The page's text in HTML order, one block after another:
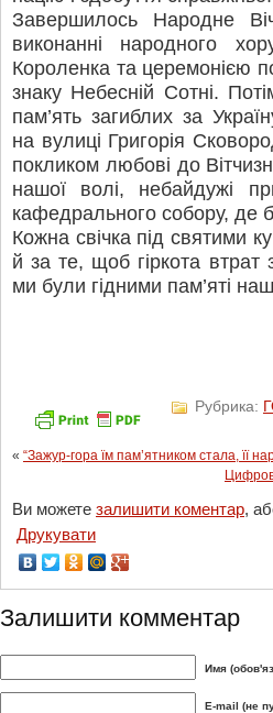
Завершилось Народне
виконанні народного
Короленка та церемонією
знаку Небесній Сотні.
пам’ять загиблих за
на вулиці Григорія
покликом любові до
нашої волі, небайдужі
кафедрального собору, де
Кожна свічка під святими
й за те, щоб гіркота
ми були гідними пам’яті
Рубрика:
« “Зажур-гора їм пам’ятником стала, її
Ви можете залишити коментар,
Друкувати
Залишити комментар
Имя
E-mail (не